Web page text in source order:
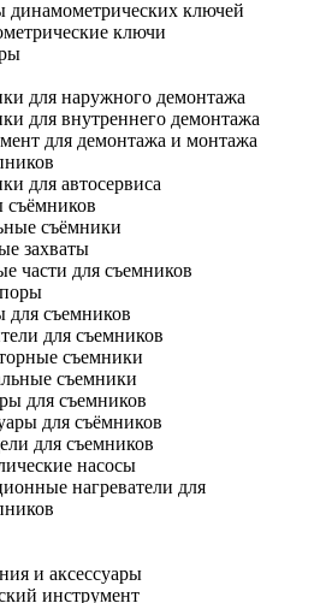
динамометрических ключей
ключи
для наружного демонтажа
для внутреннего демонтажа
для демонтажа и монтажа
для автосервиса
съёмники
захваты
части для съемников
для съемников
для съемников
съемники
съемники
для съемников
для съёмников
для съемников
насосы
нагреватели для
и аксессуары
инструмент